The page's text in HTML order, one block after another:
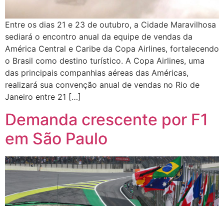
Entre os dias 21 e 23 de outubro, a Cidade Maravilhosa
sediará o encontro anual da equipe de vendas da
América Central e Caribe da Copa Airlines, fortalecendo
o Brasil como destino turístico. A Copa Airlines, uma
das principais companhias aéreas das Américas,
realizará sua convenção anual de vendas no Rio de
Janeiro entre 21 […]
Demanda crescente por F1
em São Paulo